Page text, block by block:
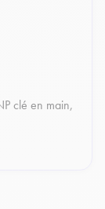
clé en main,